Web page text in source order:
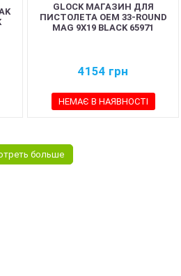
GLOCK МАГАЗИН ДЛЯ
ПИСТОЛЕТА OEM 33-ROUND
MAG 9X19 BLACK 65971
4154 грн
НЕМАЄ В НАЯВНОСТІ
больше